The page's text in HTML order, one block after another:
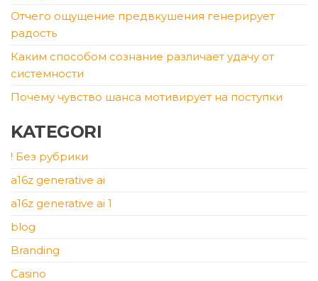
Отчего ощущение предвкушения генерирует
радость
Каким способом сознание различает удачу от
системности
Почему чувство шанса мотивирует на поступки
KATEGORI
! Без рубрики
a16z generative ai
a16z generative ai 1
blog
Branding
Casino